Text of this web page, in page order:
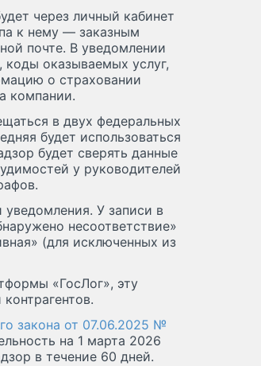
через личный кабинет
к нему — заказным
почте. В уведомлении
оказываемых услуг,
о страховании
компании.
в двух федеральных
будет использоваться
будет сверять данные
у руководителей
У записи в
несоответствие»
(для исключенных из
«ГосЛог», эту
закона от 07.06.2025 №
на 1 марта 2026
в течение 60 дней.